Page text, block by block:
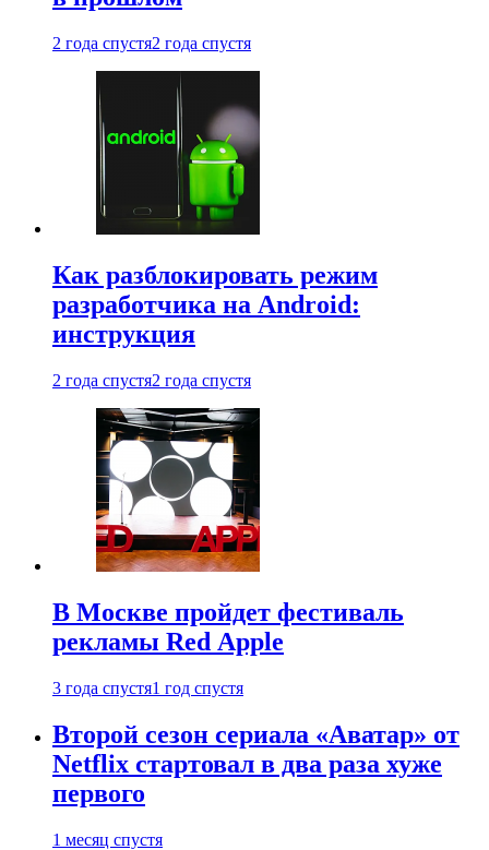
2 года спустя2 года спустя
Как разблокировать режим
разработчика на Android:
инструкция
2 года спустя2 года спустя
В Москве пройдет фестиваль
рекламы Red Apple
3 года спустя1 год спустя
Второй сезон сериала «Аватар» от
Netflix стартовал в два раза хуже
первого
1 месяц спустя